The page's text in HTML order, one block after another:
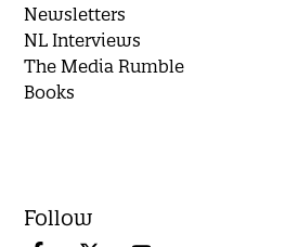
Newsletters
NL Interviews
The Media Rumble
Books
Follow